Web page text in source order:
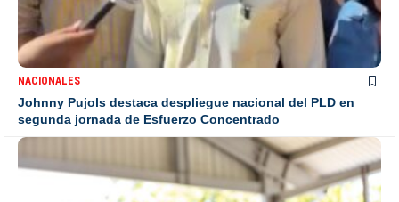
NACIONALES
Johnny Pujols destaca despliegue nacional del PLD en
segunda jornada de Esfuerzo Concentrado